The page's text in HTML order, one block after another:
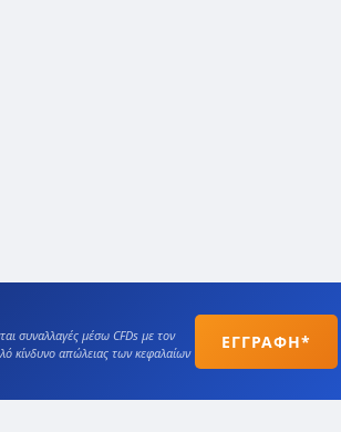
συναλλαγές μέσω CFDs με τον
κίνδυνο απώλειας των κεφαλαίων
ΕΓΓΡΑΦΗ*